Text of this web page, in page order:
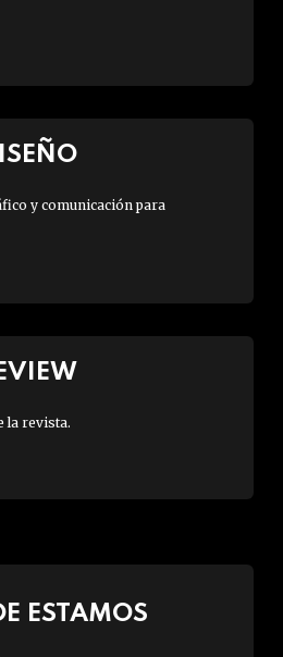
y comunicación para
la revista.
ESTAMOS